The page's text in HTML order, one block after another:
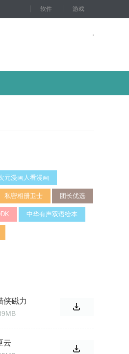
软件 游戏
元漫画人看漫画
私密相册卫士 团长优选
中华有声双语绘本
侠磁力
云